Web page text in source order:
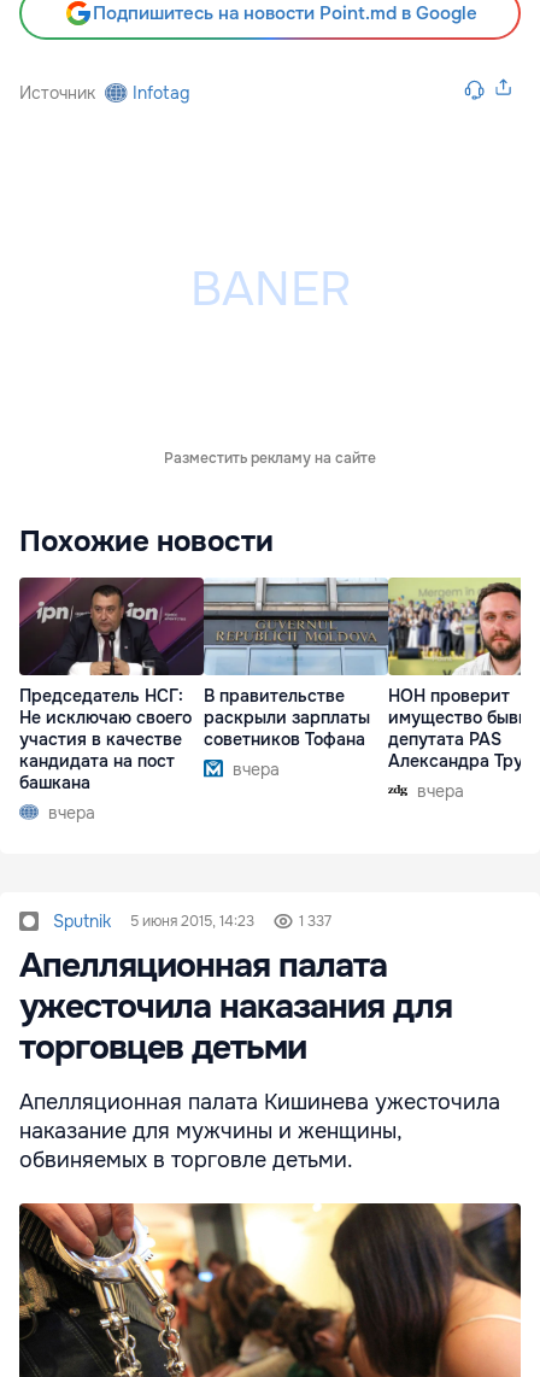
Подпишитесь на новости Point.md в Google
Источник Infotag
Разместить рекламу на сайте
Похожие новости
Председатель НСГ:
Не исключаю своего
участия в качестве
кандидата на пост
башкана
вчера
В правительстве
раскрыли зарплаты
советников Тофана
вчера
НОН проверит
имущество
депутата PAS
Александра
вчера
Sputnik 5 июня 2015, 14:23 1 337
Апелляционная палата
ужесточила наказания для
торговцев детьми
Апелляционная палата Кишинева ужесточила
наказание для мужчины и женщины,
обвиняемых в торговле детьми.